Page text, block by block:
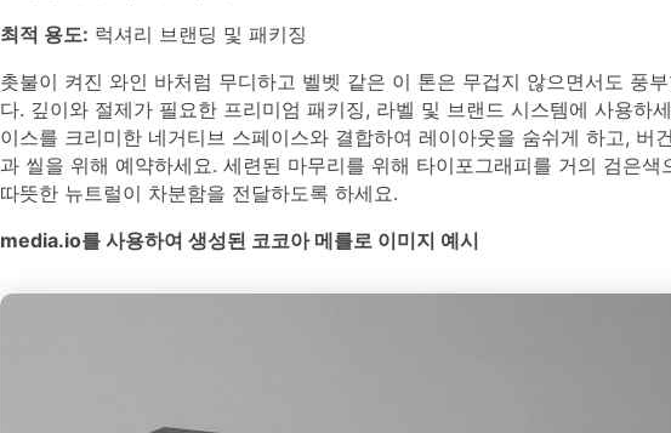
최적 용도: 럭셔리 브랜딩 및 패키징
촛불이 켜진 와인 바처럼 무디하고 벨벳 같은 이 톤은 무겁지 않으면서도 풍
다. 깊이와 절제가 필요한 프리미엄 패키징, 라벨 및 브랜드 시스템에 사용하
이스를 크리미한 네거티브 스페이스와 결합하여 레이아웃을 숨쉬게 하고, 버
과 씰을 위해 예약하세요. 세련된 마무리를 위해 타이포그래피를 거의 검은색
따뜻한 뉴트럴이 차분함을 전달하도록 하세요.
media.io를 사용하여 생성된 코코아 메를로 이미지 예시